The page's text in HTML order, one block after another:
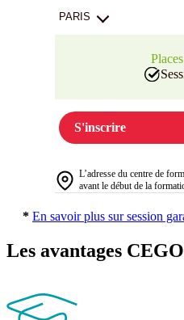
PARIS
S'inscrire
L’adresse du centre de
avant le début de la
* En savoir plus sur session
Les avantages